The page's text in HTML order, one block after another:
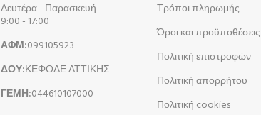
Δευτέρα - Παρασκευή
9:00 - 17:00
ΑΦΜ:099105923
ΔΟΥ:ΚΕΦΟΔΕ ΑΤΤΙΚΗΣ
ΓΕΜΗ:044610107000
Τρόποι πληρωμής
Όροι και προϋποθέσεις
Πολιτική επιστροφών
Πολιτική απορρήτου
Πολιτική cookies